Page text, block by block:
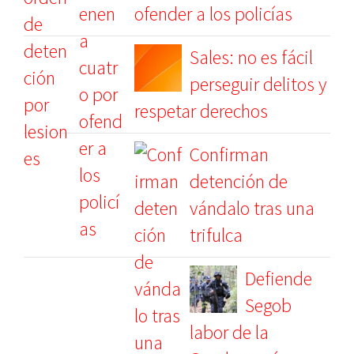
ofender a los policías
Sales: no es fácil
perseguir delitos y
respetar derechos
Confirman
detención de
vándalo tras una
trifulca
Defiende
Segob
labor de la